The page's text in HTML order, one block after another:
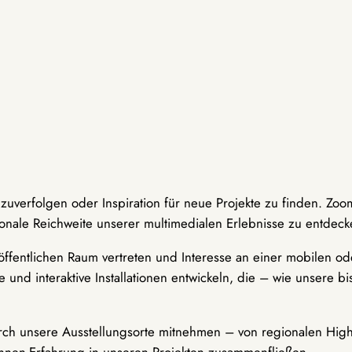
oder Inspiration für neue Projekte zu finden.
Reichweite unserer multimedialen Erlebnisse zu
Raum vertreten und Interesse an einer mobilen
und interaktive Installationen entwickeln, die – wie unsere
unsere Ausstellungsorte mitnehmen – von regionalen